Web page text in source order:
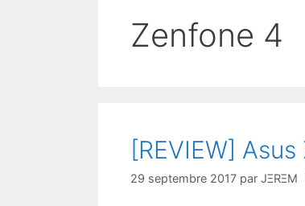
Zenfone 4
[REVIEW]
29 septembre 2017 par JΞRΞM